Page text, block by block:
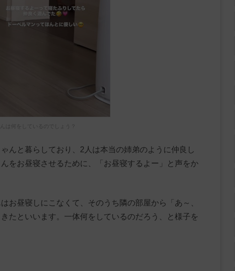
は何をしているのでしょう？
んと暮らしており、2人は本当の姉弟のように仲良し
をお昼寝させるために、「お昼寝するよー」と声をか
お昼寝しにこなくて、そのうち隣の部屋から「あ～、
たといいます。一体何をしているのだろう、と様子を